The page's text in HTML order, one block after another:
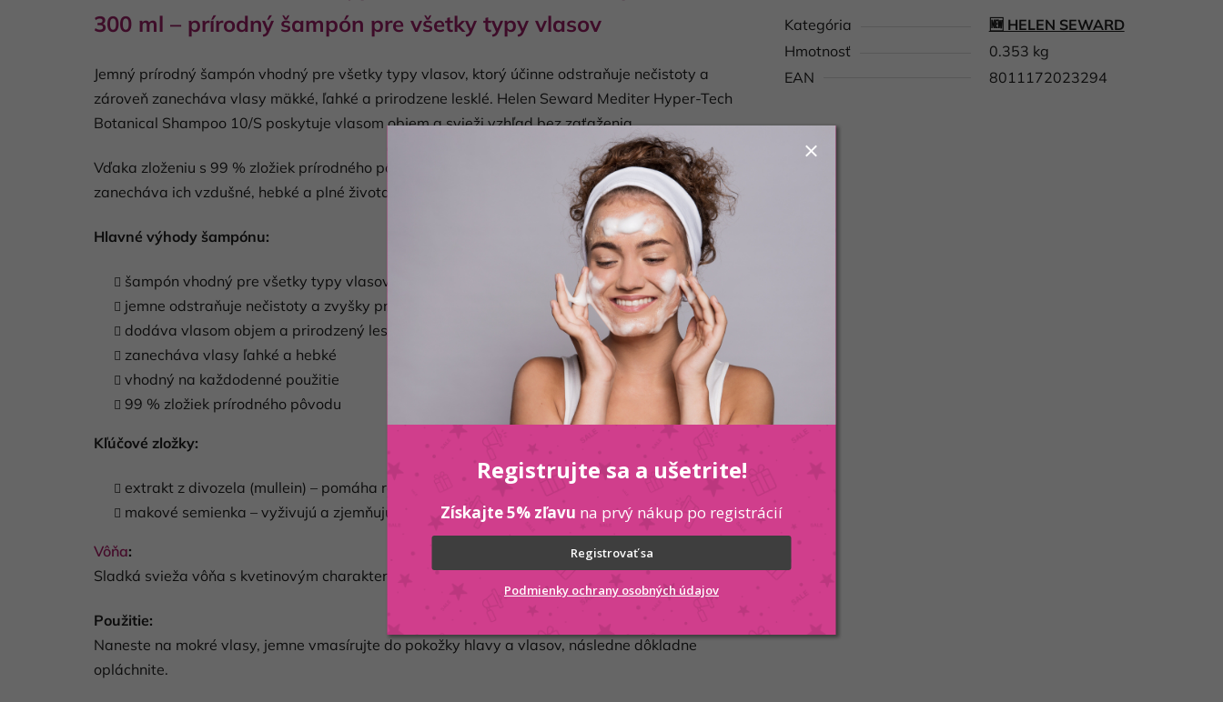
300 ml – prírodný šampón pre všetky typy vlasov
Jemný prírodný šampón vhodný pre všetky typy vlasov, ktorý účinne odstraňuje nečistoty a
zároveň zanecháva vlasy mäkké, ľahké a prirodzene lesklé. Helen Seward Mediter Hyper-Tech
Botanical Shampoo 10/S poskytuje vlasom objem a svieži vzhľad bez zaťaženia.
Vďaka zloženiu s 99 % zložiek prírodného pôvodu jemne čistí vlasy aj pokožku hlavy a
zanecháva ich vzdušné, hebké a plné života.
Hlavné výhody šampónu:
šampón vhodný pre všetky typy vlasov
jemne odstraňuje nečistoty a zvyšky produktov
dodáva vlasom objem a prirodzený lesk
zanecháva vlasy ľahké a hebké
vhodný na každodenné použitie
99 % zložiek prírodného pôvodu
Kľúčové zložky:
extrakt z divozela (mullein) – pomáha rozjasniť vlasy a zlepšiť ich vzhľad
makové semienka – vyživujú a zjemňujú vlasové vlákno
Vôňa:
Sladká svieža vôňa s kvetinovým charakterom a jemnými drevitými tónmi
Použitie:
Naneste na mokré vlasy, jemne vmasírujte do pokožky hlavy a vlasov, následne dôkladne
opláchnite.
Kategória
🆕 HELEN SEWARD
Hmotnosť
0.353 kg
EAN
8011172023294
Registrujte sa a ušetrite!
Získajte 5% zľavu na prvý nákup po registrácií
Registrovať sa
Podmienky ochrany osobných údajov